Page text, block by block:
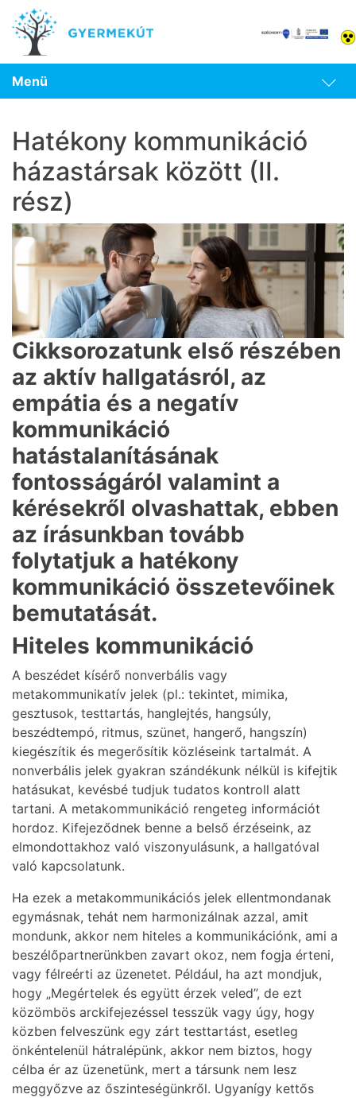
Menü
Hatékony kommunikáció
házastársak között (II.
rész)
Cikksorozatunk első részében
az aktív hallgatásról, az
empátia és a negatív
kommunikáció
hatástalanításának
fontosságáról valamint a
kérésekről olvashattak, ebben
az írásunkban tovább
folytatjuk a hatékony
kommunikáció összetevőinek
bemutatását.
Hiteles kommunikáció
A beszédet kísérő nonverbális vagy
metakommunikatív jelek (pl.: tekintet, mimika,
gesztusok, testtartás, hanglejtés, hangsúly,
beszédtempó, ritmus, szünet, hangerő, hangszín)
kiegészítik és megerősítik közléseink tartalmát. A
nonverbális jelek gyakran szándékunk nélkül is kifejtik
hatásukat, kevésbé tudjuk tudatos kontroll alatt
tartani. A metakommunikáció rengeteg információt
hordoz. Kifejeződnek benne a belső érzéseink, az
elmondottakhoz való viszonyulásunk, a hallgatóval
való kapcsolatunk.
Ha ezek a metakommunikációs jelek ellentmondanak
egymásnak, tehát nem harmonizálnak azzal, amit
mondunk, akkor nem hiteles a kommunikációnk, ami a
beszélőpartnerünkben zavart okoz, nem fogja érteni,
vagy félreérti az üzenetet. Például, ha azt mondjuk,
hogy „Megértelek és együtt érzek veled”, de ezt
közömbös arckifejezéssel tesszük vagy úgy, hogy
közben felveszünk egy zárt testtartást, esetleg
önkéntelenül hátralépünk, akkor nem biztos, hogy
célba ér az üzenetünk, mert a társunk nem lesz
meggyőzve az őszinteségünkről. Ugyanígy kettős